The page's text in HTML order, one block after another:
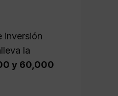
inversión
la
y 60,000